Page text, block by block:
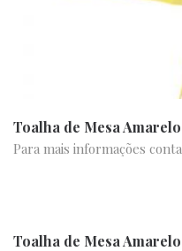
Toalha de Mesa Amarelo
Para mais informações
Toalha de Mesa